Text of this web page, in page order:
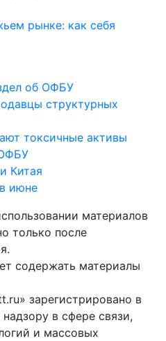
рынке: как себя
структурных
токсичные активы
Китая
июне
материалов
только после
содержать материалы
зарегистрировано в
в сфере связи,
и массовых